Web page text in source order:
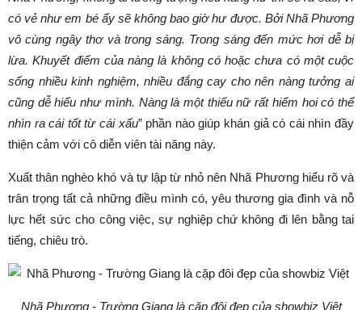
có vẻ như em bé ấy sẽ không bao giờ hư được. Bởi Nhã Phương
vô cùng ngây thơ và trong sáng. Trong sáng đến mức hơi dễ bị
lừa. Khuyết điểm của nàng là không có hoặc chưa có một cuộc
sống nhiều kinh nghiệm, nhiều đắng cay cho nên nàng tưởng ai
cũng dễ hiểu như mình. Nàng là một thiếu nữ rất hiếm hoi có thể
nhìn ra cái tốt từ cái xấu” phần nào giúp khán giả có cái nhìn đầy
thiện cảm với cô diễn viên tài năng này.
Xuất thân nghèo khó và tự lập từ nhỏ nên Nhã Phương hiểu rõ và
trân trọng tất cả những điều mình có, yêu thương gia đình và nỗ
lực hết sức cho công việc, sự nghiệp chứ không đi lên bằng tai
tiếng, chiêu trò.
Nhã Phương - Trường Giang là cặp đôi đẹp của showbiz Việt